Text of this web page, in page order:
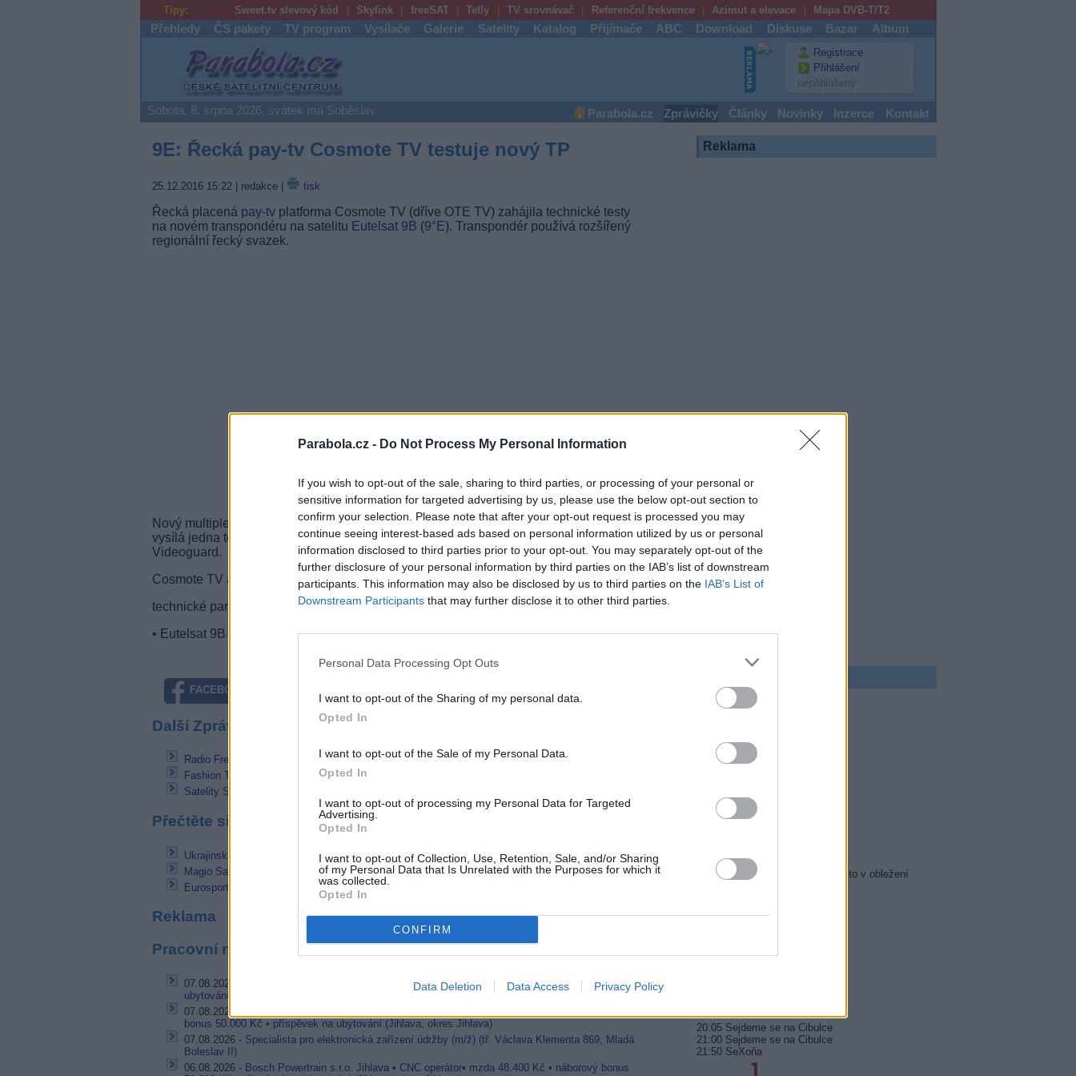
Parabola.cz - Do Not Process My Personal Information
If you wish to opt-out of the sale, sharing to third parties, or processing of your personal or
sensitive information for targeted advertising by us, please use the below opt-out section to
confirm your selection. Please note that after your opt-out request is processed you may
continue seeing interest-based ads based on personal information utilized by us or personal
information disclosed to third parties prior to your opt-out. You may separately opt-out of the
further disclosure of your personal information by third parties on the IAB’s list of downstream
participants. This information may also be disclosed by us to third parties on the IAB’s List of
Downstream Participants that may further disclose it to other third parties.
Personal Data Processing Opt Outs
I want to opt-out of the Sharing of my personal data.
Opted In
I want to opt-out of the Sale of my Personal Data.
Opted In
I want to opt-out of processing my Personal Data for Targeted
Advertising.
Opted In
I want to opt-out of Collection, Use, Retention, Sale, and/or Sharing
of my Personal Data that Is Unrelated with the Purposes for which it
was collected.
Opted In
CONFIRM
Data Deletion Data Access Privacy Policy
Tipy: Sweet.tv slevový kód Skylink freeSAT Telly TV srovnávač Referenční frekvence Azimut a elevace Mapa DVB-T/T2
Přehledy ČS pakety TV program Vysílače Galerie Satelity Katalog Přijímače ABC Download Diskuse Bazar Album
Parabola.cz
Registrace
Přihlášení
nepřihlášený
Sobota, 8. srpna 2026, svátek má Soběslav Parabola.cz Zprávičky Články Novinky Inzerce Kontakt
9E: Řecká pay-tv Cosmote TV testuje nový TP
25.12.2016 15:22| redakce | tisk
Řecká placená pay-tvplatforma Cosmote TV (dříve OTE TV) zahájila technické testy
na novém transpondéru na satelitu Eutelsat 9B (9°E). Transpondér používá rozšířený
regionální řecký svazek.
Nový multiplex Cosmote TV pracuje na kmitočtu 12,169 GHz a aktuálně se na něm
vysílá jedna testovací pozice s názvem "TEST 7", která je zakódována systémem
Videoguard.
Cosmote TV aktuálně používá 7 transpondérů na satelitu Eutelsat 9B.
technické parametry:
• Eutelsat 9B (9°E), freq. 12,169 GHz, pol. H, SR 27500, FEC 2/3, DVB-S2/8PSK
FACEBOOK
Další Zprávičky
Radio Freccia TV - nový hudební kanál na 13E
Fashion TV 4K zahájil vysílání na 13E
Satelity Star One D1 a JCSAT 15 již na orbitu
Přečtěte si také
Ukrajinská Xtra TV spustila pay-tv na 9E
Magio Sat se chystá na expanzi do Česka
Eurosport 1 HD od 1.12. v německé HD+
Reklama
Pracovní nabídky
07.08.2026 -
Bosch Powertrain s.r.o. Jihlava • linkový střídač • mzda 48.400 Kč • příspěvek na
ubytování (Jihlava, okres Jihlava)
07.08.2026 -
bonus 50.000 Kč • příspěvek na ubytování (Jihlava, okres Jihlava)
07.08.2026 - Specialista pro elektronická zařízení údržby (m/ž) (tř. Václava Klementa 869, Mladá
Boleslav II)
06.08.2026 - Bosch Powertrain s.r.o. Jihlava • CNC operátor• mzda 48.400 Kč • náborový bonus
Reklama
21:20 Chalupáři (4/11)
22:05 Všechnopárty
21:45 Orel přistál
00:05 Instagram: trh marnosti
22:55 Pacific Rim: Povstání
01:05 Policejní akademie 6: Město v obležení
20:05 Sejdeme se na Cibulce
21:00 Sejdeme se na Cibulce
21:50 SeXoňa